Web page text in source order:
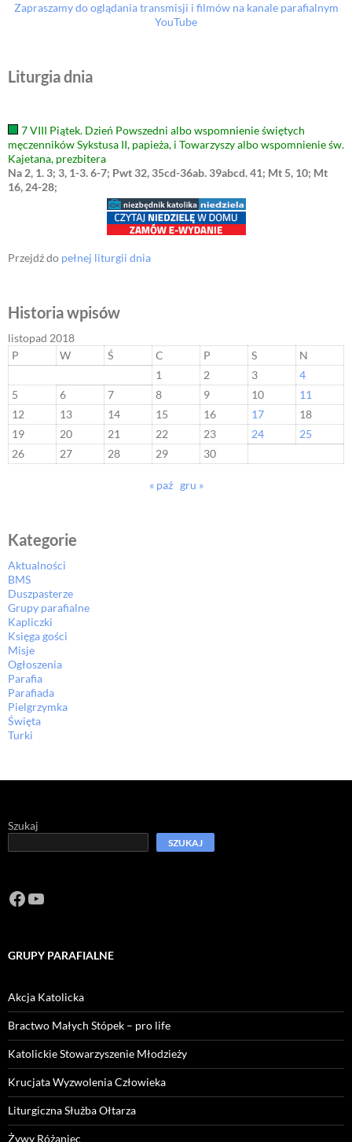
Zapraszamy do oglądania transmisji i filmów na kanale parafialnym
YouTube
Liturgia dnia
7 VIII Piątek. Dzień Powszedni albo wspomnienie świętych
męczenników Sykstusa II, papieża, i Towarzyszy albo wspomnienie św.
Kajetana, prezbitera
Na 2, 1. 3; 3, 1-3. 6-7; Pwt 32, 35cd-36ab. 39abcd. 41; Mt 5, 10; Mt
16, 24-28;
Przejdź do pełnej liturgii dnia
Historia wpisów
listopad 2018
P
W Ś C P S
N
1
2 3
4
5
6 7 8 9 10
11
12
13 14 15 16 17
18
19
20 21 22 23 24
25
26
27 28 29 30
« paź gru »
Kategorie
Aktualności
BMS
Duszpasterze
Grupy parafialne
Kapliczki
Księga gości
Misje
Ogłoszenia
Parafia
Parafiada
Pielgrzymka
Święta
Turki
Szukaj
SZUKAJ
Facebook
https://www.youtube.com/channel/
GRUPY PARAFIALNE
Akcja Katolicka
Bractwo Małych Stópek – pro life
Katolickie Stowarzyszenie Młodzieży
Krucjata Wyzwolenia Człowieka
Liturgiczna Służba Ołtarza
Żywy Różaniec